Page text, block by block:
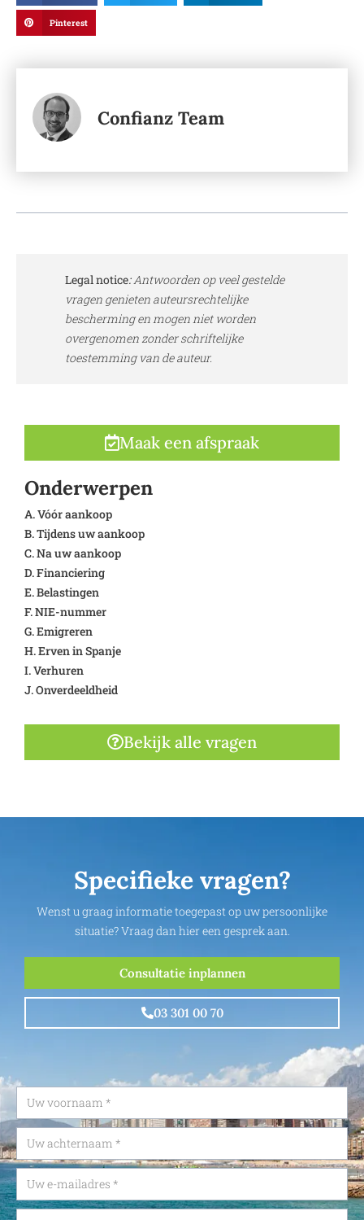
Pinterest
Confianz Team
Legal notice:Antwoorden op veel gestelde
vragen genieten auteursrechtelijke
bescherming en mogen niet worden
overgenomen zonder schriftelijke
toestemming van de auteur.
Maak een afspraak
Onderwerpen
A. Vóór aankoop
B. Tijdens uw aankoop
C. Na uw aankoop
D. Financiering
E. Belastingen
F. NIE-nummer
G. Emigreren
H. Erven in Spanje
I. Verhuren
J. Onverdeeldheid
Bekijk alle vragen
Specifieke vragen?
Wenst u graag informatie toegepast op uw persoonlijke
situatie? Vraag dan hier een gesprek aan.
Consultatie inplannen
03 301 00 70